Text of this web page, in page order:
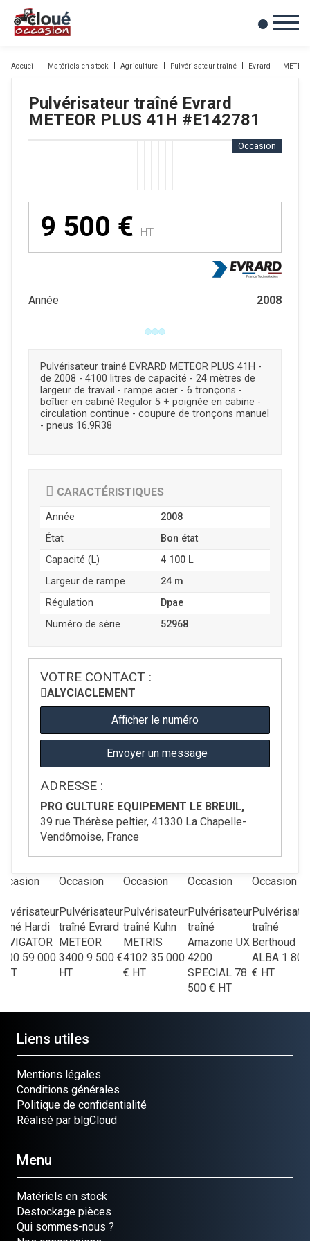
Mes favoris
0
Accueil Matériels en stock Agriculture Pulvérisateur traîné Evrard
Pulvérisateur traîné Evrard
METEOR PLUS 41H #E142781
Occasion
Pulvérisateur trainé EVRARD METEOR PLUS 41H -
de 2008 - 4100 litres de capacité - 24 mètres de
largeur de travail - rampe acier - 6 tronçons -
boîtier en cabiné Regulor 5 + poignée en cabine -
circulation continue - coupure de tronçons manuel
- pneus 16.9R38
CARACTÉRISTIQUES
Année
2008
État
Bon état
Capacité (L)
4 100 L
Largeur de rampe
24 m
Régulation
Dpae
Numéro de série
52968
9 500 € HT
Année 2008
VOTRE CONTACT :
ALYCIACLEMENT
Afficher le numéro
Envoyer un message
ADRESSE :
PRO CULTURE EQUIPEMENT LE BREUIL,
39 rue Thérèse peltier, 41330 La Chapelle-
Vendômoise, France
Hardi
59 000
HT
Occasion
Pulvérisateur
traîné Evrard
METEOR
3400 9 500 €
HT
Occasion
Pulvérisateur
traîné Kuhn
METRIS
4102 35 000
€ HT
Occasion
Pulvérisateur
traîné
Amazone UX
4200
SPECIAL 78
500 € HT
Occasion
traîné
Berthoud
ALBA 1 800
€ HT
Liens utiles
Mentions légales
Conditions générales
Politique de confidentialité
Réalisé par blgCloud
Menu
Matériels en stock
Destockage pièces
Qui sommes-nous ?